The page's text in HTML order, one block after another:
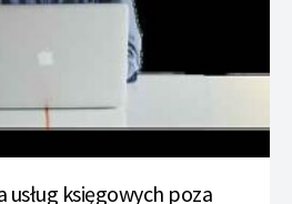
usług księgowych poza